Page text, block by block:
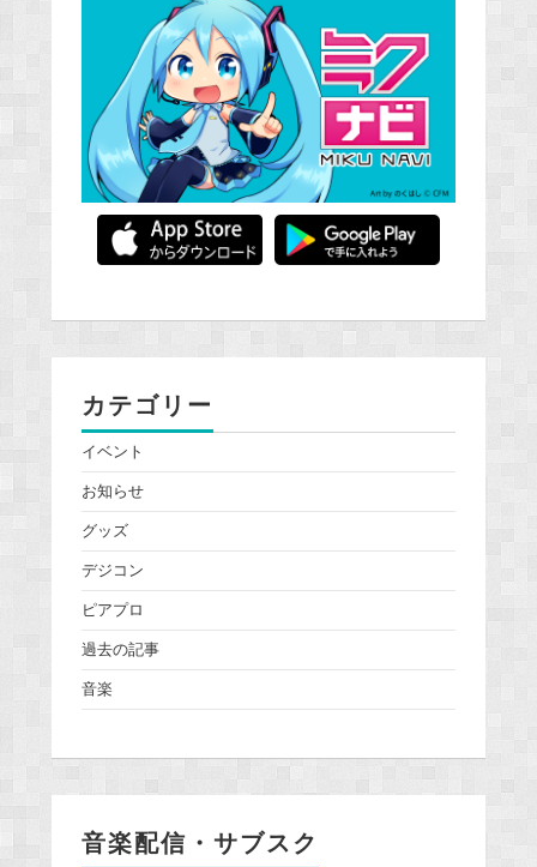
カテゴリー
イベント
お知らせ
グッズ
デジコン
ピアプロ
過去の記事
音楽
音楽配信・サブスク